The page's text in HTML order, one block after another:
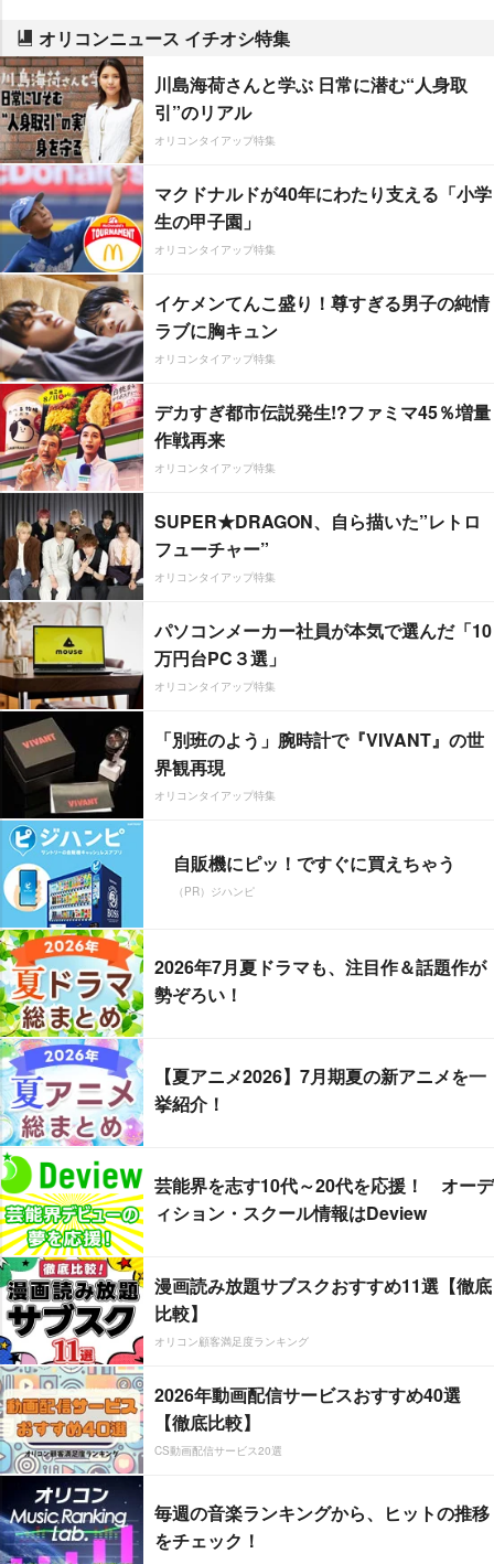
オリコンニュース イチオシ特集
川島海荷さんと学ぶ 日常に潜む“人身取
引”のリアル
オリコンタイアップ特集
マクドナルドが40年にわたり支える「小学
生の甲子園」
オリコンタイアップ特集
イケメンてんこ盛り！尊すぎる男子の純情
ラブに胸キュン
オリコンタイアップ特集
デカすぎ都市伝説発生!?ファミマ45％増量
作戦再来
オリコンタイアップ特集
SUPER★DRAGON、自ら描いた”レトロ
フューチャー”
オリコンタイアップ特集
パソコンメーカー社員が本気で選んだ「10
万円台PC３選」
オリコンタイアップ特集
「別班のよう」腕時計で『VIVANT』の世
界観再現
オリコンタイアップ特集
自販機にピッ！ですぐに買えちゃう
（PR）ジハンピ
2026年7月夏ドラマも、注目作＆話題作が
勢ぞろい！
【夏アニメ2026】7月期夏の新アニメを一
挙紹介！
芸能界を志す10代～20代を応援！ オーデ
ィション・スクール情報はDeview
漫画読み放題サブスクおすすめ11選【徹底
比較】
オリコン顧客満足度ランキング
2026年動画配信サービスおすすめ40選
【徹底比較】
CS動画配信サービス20選
毎週の音楽ランキングから、ヒットの推移
をチェック！